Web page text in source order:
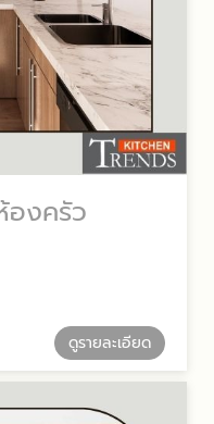
งครัว
ดูรายละเอียด